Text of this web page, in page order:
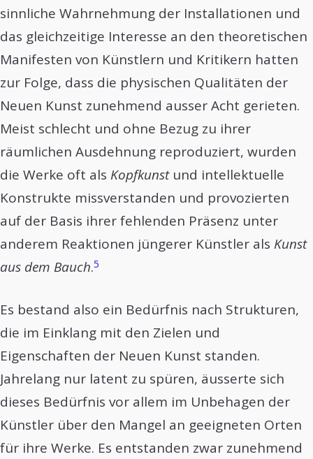
sinnliche Wahrnehmung der Installationen und
das gleichzeitige Interesse an den theoretischen
Manifesten von Künstlern und Kritikern hatten
zur Folge, dass die physischen Qualitäten der
Neuen Kunst zunehmend ausser Acht gerieten.
Meist schlecht und ohne Bezug zu ihrer
räumlichen Ausdehnung reproduziert, wurden
die Werke oft als Kopfkunstund intellektuelle
Konstrukte missverstanden und provozierten
auf der Basis ihrer fehlenden Präsenz unter
anderem Reaktionen jüngerer Künstler als Kunst
aus dem Bauch.5
Es bestand also ein Bedürfnis nach Strukturen,
die im Einklang mit den Zielen und
Eigenschaften der Neuen Kunst standen.
Jahrelang nur latent zu spüren, äusserte sich
dieses Bedürfnis vor allem im Unbehagen der
Künstler über den Mangel an geeigneten Orten
für ihre Werke. Es entstanden zwar zunehmend